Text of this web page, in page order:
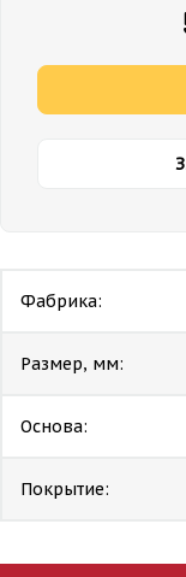
Фабрика:
Размер, мм:
Основа:
Покрытие: